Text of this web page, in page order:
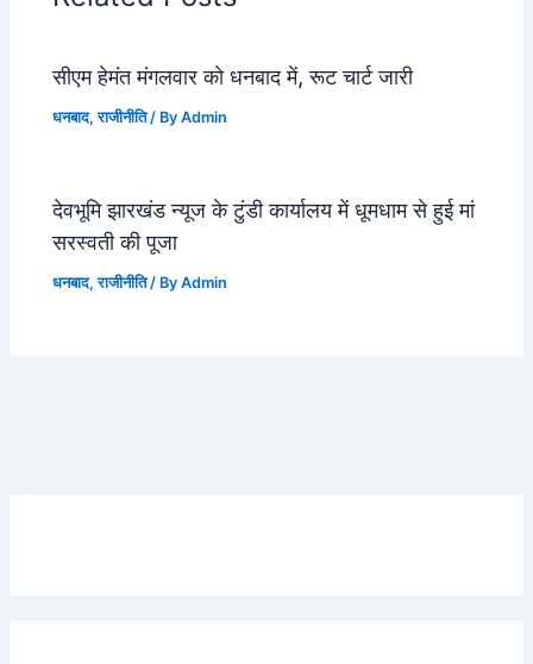
सीएम हेमंत मंगलवार को धनबाद में, रूट चार्ट जारी
धनबाद,राजीनीति/ ByAdmin
देवभूमि झारखंड न्यूज के टुंडी कार्यालय में धूमधाम से हुई मां
सरस्वती की पूजा
धनबाद,राजीनीति/ ByAdmin